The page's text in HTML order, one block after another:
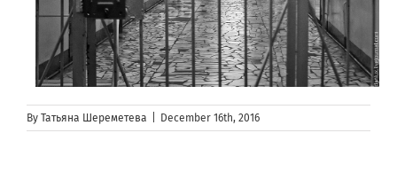
By Татьяна Шереметева December 16th, 2016